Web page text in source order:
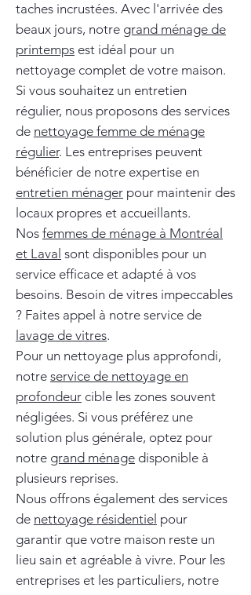
taches incrustées. Avec l'arrivée des
beaux jours, notre grand ménage de
printemps est idéal pour un
nettoyage complet de votre maison.
Si vous souhaitez un entretien
régulier, nous proposons des services
de nettoyage femme de ménage
régulier. Les entreprises peuvent
bénéficier de notre expertise en
entretien ménager pour maintenir des
locaux propres et accueillants.
Nos femmes de ménage à Montréal
et Laval sont disponibles pour un
service efficace et adapté à vos
besoins. Besoin de vitres impeccables
? Faites appel à notre service de
lavage de vitres.
Pour un nettoyage plus approfondi,
notre service de nettoyage en
profondeur cible les zones souvent
négligées. Si vous préférez une
solution plus générale, optez pour
notre grand ménage disponible à
plusieurs reprises.
Nous offrons également des services
de nettoyage résidentiel pour
garantir que votre maison reste un
lieu sain et agréable à vivre. Pour les
entreprises et les particuliers, notre